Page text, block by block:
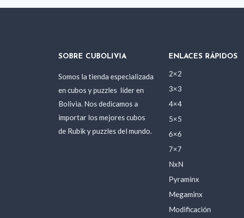
SOBRE CUBOLIVIA
Somos la tienda especializada
en cubos y puzzles líder en
Bolivia. Nos dedicamos a
importar los mejores cubos
de Rubik y puzzles del mundo.
ENLACES RÁPIDOS
2×2
3×3
4×4
5×5
6×6
7×7
NxN
Pyraminx
Megaminx
Modificación